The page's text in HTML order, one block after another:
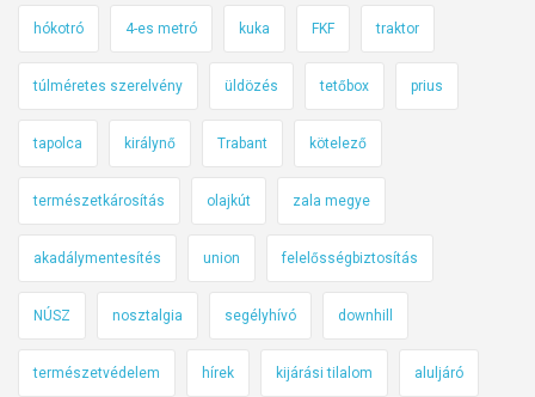
e
t
é
d
e
l
e
m
d
v
t
n
k
k
ö
z
ú
j
hókotró 4-es metró kuka FKF traktor
túlméretes szerelvény üldözés tetőbox prius
tapolca királynő Trabant kötelező
természetkárosítás olajkút zala megye
akadálymentesítés union felelősségbiztosítás
NÚSZ nosztalgia segélyhívó downhill
természetvédelem hírek kijárási tilalom aluljáró